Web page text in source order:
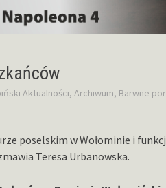
Aktualności, Archiwum, Barwne
poselskim w Wołominie i
Teresa Urbanowska.